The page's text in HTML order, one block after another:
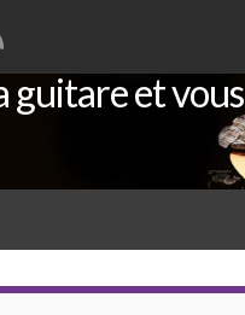
for:
guitare et vous